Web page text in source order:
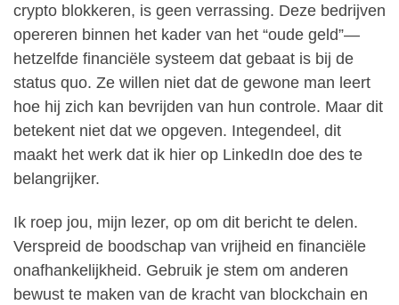
crypto blokkeren, is geen verrassing. Deze bedrijven
opereren binnen het kader van het “oude geld”—
hetzelfde financiële systeem dat gebaat is bij de
status quo. Ze willen niet dat de gewone man leert
hoe hij zich kan bevrijden van hun controle. Maar dit
betekent niet dat we opgeven. Integendeel, dit
maakt het werk dat ik hier op LinkedIn doe des te
belangrijker.
Ik roep jou, mijn lezer, op om dit bericht te delen.
Verspreid de boodschap van vrijheid en financiële
onafhankelijkheid. Gebruik je stem om anderen
bewust te maken van de kracht van blockchain en